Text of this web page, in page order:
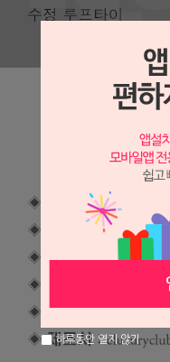
하루동안 열지 않기